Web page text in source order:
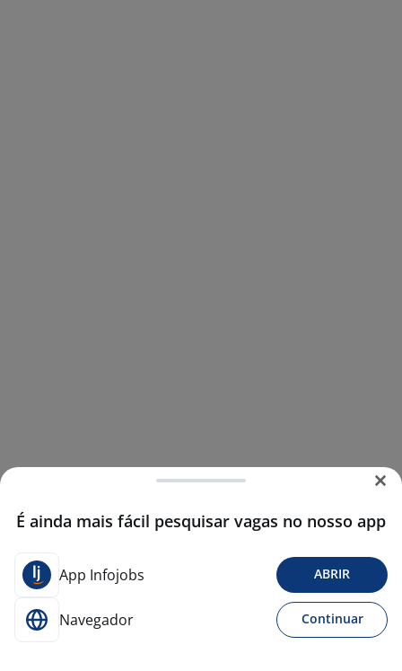
É ainda mais fácil pesquisar vagas no nosso app
App Infojobs ABRIR
Navegador Continuar